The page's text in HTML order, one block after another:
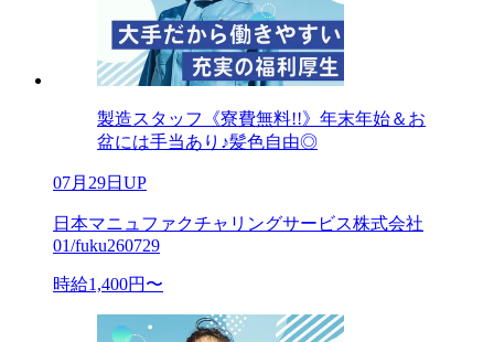
製造スタッフ《寮費無料!!》年末年始＆お
盆には手当あり♪髪色自由◎
07月29日UP
日本マニュファクチャリングサービス株式会社
01/fuku260729
時給1,400円〜